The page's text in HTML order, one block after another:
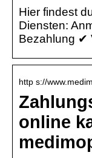
Hier findest
Diensten:
Bezahlung ✔
http s://
online